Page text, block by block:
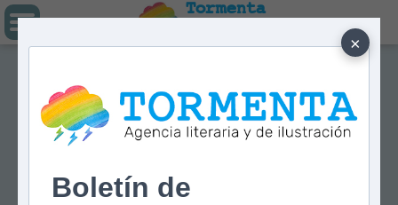
×
Boletín de
Tormenta